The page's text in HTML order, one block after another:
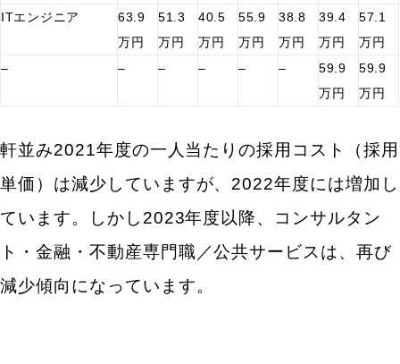
エン転職・engage
採用戦略・採用設計
採用課題・改善
面接・選考・応募者対応
新卒採用
中途採用
採用広報・採用マーケティング
Indeed・Indeed PLUS
求人広告・求人媒体
ITエンジニア
63.9
万円
51.3
万円
40.5
万円
55.9
万円
38.8
万円
39.4
万円
57.1
万円
–
– – – – –
59.9
万円
59.9
万円
軒並み2021年度の一人当たりの採用コスト（採用
単価）は減少していますが、2022年度には増加し
ています。しかし2023年度以降、コンサルタン
ト・金融・不動産専門職／公共サービスは、再び
減少傾向になっています。